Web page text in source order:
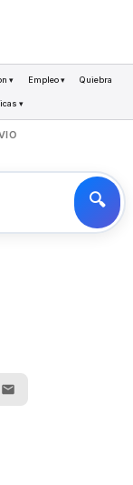
▾ Empleo ▾ Quiebra
▾